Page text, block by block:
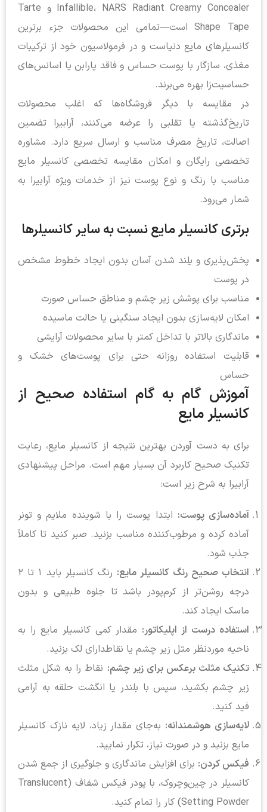
Infallible، NARS Radiant Creamy Concealer و Tarte
Shape Tape است—تمامی این محصولات جزء برترین
کانسیلرهای مایع دنیاست و در فرمولاسیون خود از ترکیبات
مغذی، سازگار با پوست حساس و فاقد پارابن یا اسانس‌های
حساسیت‌زا بهره می‌برند.
در مقایسه با دیگر فروشگاه‌ها که اغلب محصولات
تاریخ‌گذشته یا تقلبی را عرضه می‌کنند، آرابیرا تضمین
اصالت، تاریخ مصرف مناسب و ارسال سریع دارد. مشاوره
تخصصی رایگان و امکان مقایسه تخصصی کانسیلر مایع
مناسب با رنگ و نوع پوست نیز از خدمات ویژه آرابیرا به
شمار می‌رود.
برتری کانسیلر مایع نسبت به سایر کانسیلرها
پخش‌پذیری و بلِند شدن آسان بدون ایجاد خطوط مشخص
در پوست
مناسب برای پوشش زیر چشم و مناطق حساس صورت
امکان لایه‌سازی بدون ایجاد سنگینی یا حالت ماسیده
ماندگاری بالاتر با تداخل کمتر با سایر محصولات آرایشی
قابلیت استفاده روزانه حتی برای پوست‌های خشک و
حساس
آموزش گام به گام استفاده صحیح از
کانسیلر مایع
برای به دست آوردن بهترین نتیجه از کانسیلر مایع، رعایت
تکنیک صحیح کاربرد آن بسیار مهم است. مراحل پیشنهادی
آرابیرا به شرح زیر است:
آماده‌سازی پوست: ابتدا پوست را با شوینده ملایم و تونر
آماده کرده و مرطوب‌کننده مناسب بزنید. صبر کنید تا کاملاً
جذب شود.
انتخاب صحیح رنگ کانسیلر مایع:
رنگ کانسیلر باید ۱ تا ۲
درجه روشن‌تر از کرم‌پودر باشد تا جلوه طبیعی و بدون
ماسک ایجاد کند.
استفاده درست از اپلیکاتور: مقدار کمی کانسیلر مایع را به
ناحیه موردنظر مثل زیر چشم یا نقاطدارای لک بزنید.
تکنیک مثلث برعکس برای زیر چشم: نقاط را به شکل مثلث
زیر چشم بکشید، سپس با بلندر یا انگشت حلقه به آرامی
فید کنید.
لایه‌سازی هوشمندانه: به‌جای مقدار زیاد، لایه نازک کانسیلر
مایع بزنید و در صورت نیاز، تکرار نمایید.
فیکس کردن: برای افزایش ماندگاری و جلوگیری از جمع شدن
کانسیلر در چین‌وچروک، با پودر فیکس شفاف (Translucent
Setting Powder) کار را تمام کنید.